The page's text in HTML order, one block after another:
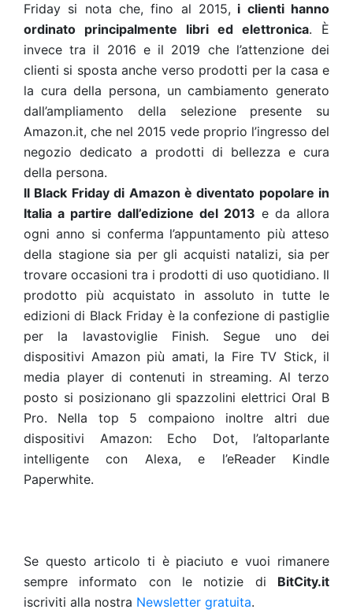
Friday si nota che, fino al 2015, i clienti hanno
ordinato principalmente libri ed elettronica. È
invece tra il 2016 e il 2019 che l’attenzione dei
clienti si sposta anche verso prodotti per la casa e
la cura della persona, un cambiamento generato
dall’ampliamento della selezione presente su
Amazon.it, che nel 2015 vede proprio l’ingresso del
negozio dedicato a prodotti di bellezza e cura
della persona.
ll Black Friday di Amazon è diventato popolare in
Italia a partire dall’edizione del 2013 e da allora
ogni anno si conferma l’appuntamento più atteso
della stagione sia per gli acquisti natalizi, sia per
trovare occasioni tra i prodotti di uso quotidiano. Il
prodotto più acquistato in assoluto in tutte le
edizioni di Black Friday è la confezione di pastiglie
per la lavastoviglie Finish. Segue uno dei
dispositivi Amazon più amati, la Fire TV Stick, il
media player di contenuti in streaming. Al terzo
posto si posizionano gli spazzolini elettrici Oral B
Pro. Nella top 5 compaiono inoltre altri due
dispositivi Amazon: Echo Dot, l’altoparlante
intelligente con Alexa, e l’eReader Kindle
Paperwhite.
Se questo articolo ti è piaciuto e vuoi rimanere
sempre informato con le notizie di BitCity.it
iscriviti alla nostra Newsletter gratuita.